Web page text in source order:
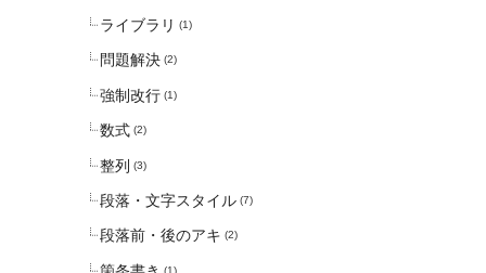
ライブラリ (1)
問題解決 (2)
強制改行 (1)
数式 (2)
整列 (3)
段落・文字スタイル (7)
段落前・後のアキ (2)
(1)